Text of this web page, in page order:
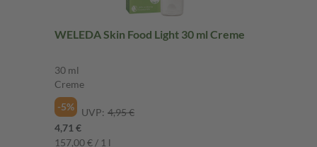
WELEDA Skin Food Light 30 ml Creme
30 ml
Creme
-5%
UVP: 4,95 €
4,71 €
157,00 € / 1 l